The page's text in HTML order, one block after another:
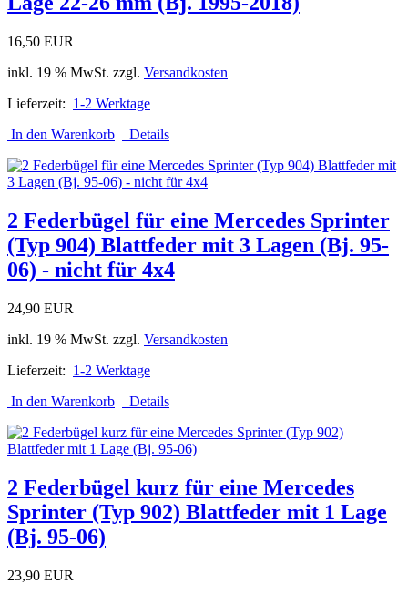
16,50 EUR
inkl. 19 % MwSt. zzgl. Versandkosten
Lieferzeit: 1-2 Werktage
In den Warenkorb
Details
2 Federbügel für eine Mercedes Sprinter
(Typ 904) Blattfeder mit 3 Lagen (Bj. 95-
06) - nicht für 4x4
24,90 EUR
inkl. 19 % MwSt. zzgl. Versandkosten
Lieferzeit: 1-2 Werktage
In den Warenkorb
Details
2 Federbügel kurz für eine Mercedes
Sprinter (Typ 902) Blattfeder mit 1 Lage
(Bj. 95-06)
23,90 EUR